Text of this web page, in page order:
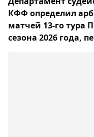
КФФ определил
матчей 13-го тура
сезона 2026 года,